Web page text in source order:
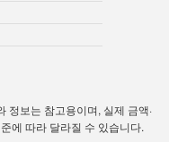
정보는 참고용이며, 실제 금액·
에 따라 달라질 수 있습니다.